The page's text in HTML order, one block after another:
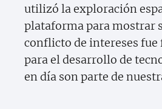
utilizó la exploración
plataforma para mostrar
conflicto de intereses
para el desarrollo de
en día son parte de